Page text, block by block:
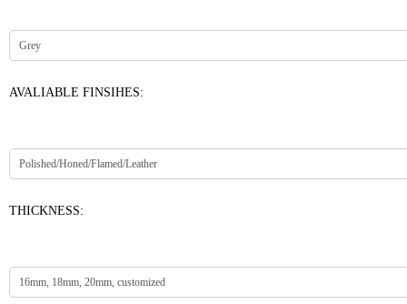
AVALIABLE FINSIHES:
THICKNESS: